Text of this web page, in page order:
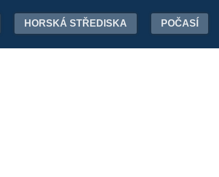
HORSKÁ STŘEDISKA POČASÍ